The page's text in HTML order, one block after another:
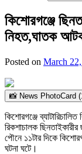
কিশোরগঞ্জে
নিহত,ঘাতক
Posted on March 22,
📸 News PhotoCard
কিশোরগঞ্জে
রিকশাচালক
পৌনে ১১টার দিকে
ঘটনা ঘটে।